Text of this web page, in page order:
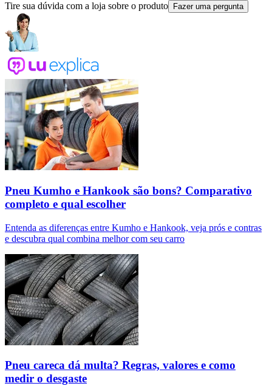
Tire sua dúvida com a loja sobre o produto Fazer uma pergunta
Pneu Kumho e Hankook são bons? Comparativo
completo e qual escolher
Entenda as diferenças entre Kumho e Hankook, veja prós e contras
e descubra qual combina melhor com seu carro
Pneu careca dá multa? Regras, valores e como
medir o desgaste